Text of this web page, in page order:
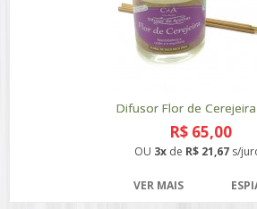
Difusor Flor de
R$ 65,00
OU 3x de R$ 21,67 s/
VER MAIS